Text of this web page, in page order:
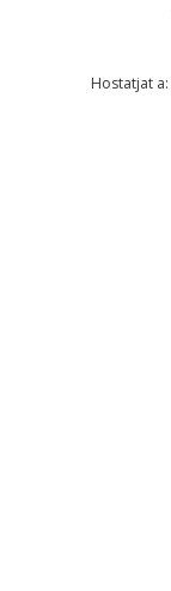
Comentari *
Hostatjat a: